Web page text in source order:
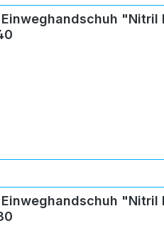
Einweghandschuh "Nitril
Einweghandschuh "Nitril